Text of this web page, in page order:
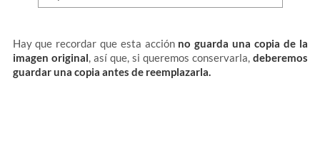
Hay que recordar que esta acción no guarda una copia de la
imagen original, así que, si queremos conservarla, deberemos
guardar una copia antes de reemplazarla.